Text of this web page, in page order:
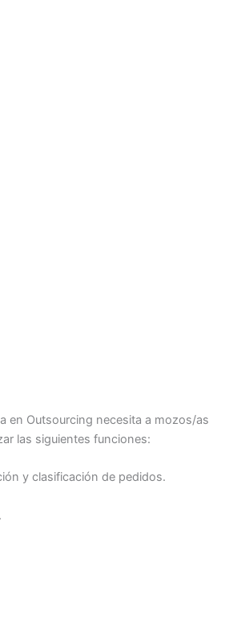
en Outsourcing necesita a mozos/as
las siguientes funciones:
y clasificación de pedidos.